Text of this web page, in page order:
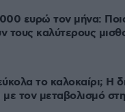
ευρώ τον μήνα:
τους καλύτερους
το καλοκαίρι; Η
με τον μεταβολισμό